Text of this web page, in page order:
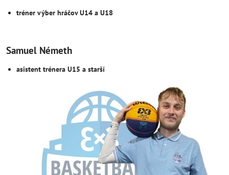
tréner výber hráčov U14 a U18
Samuel Németh
asistent trénera U15 a starší